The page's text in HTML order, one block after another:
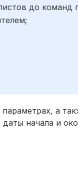
до команд
а
начала и